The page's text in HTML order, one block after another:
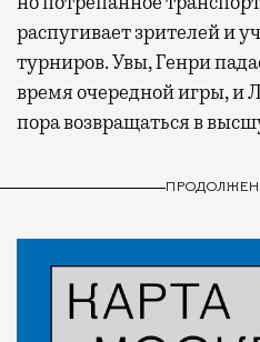
распугивает зрителей и
турниров. Увы, Генри
время очередной игры, и
пора возвращаться в